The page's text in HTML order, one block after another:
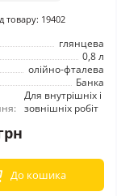
товару: 19402
глянцева
0,8 л
олійно-фталева
Банка
Для внутрішніх і
зовнішніх робіт
До кошика